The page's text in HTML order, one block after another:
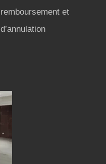
remboursement et
d’annulation